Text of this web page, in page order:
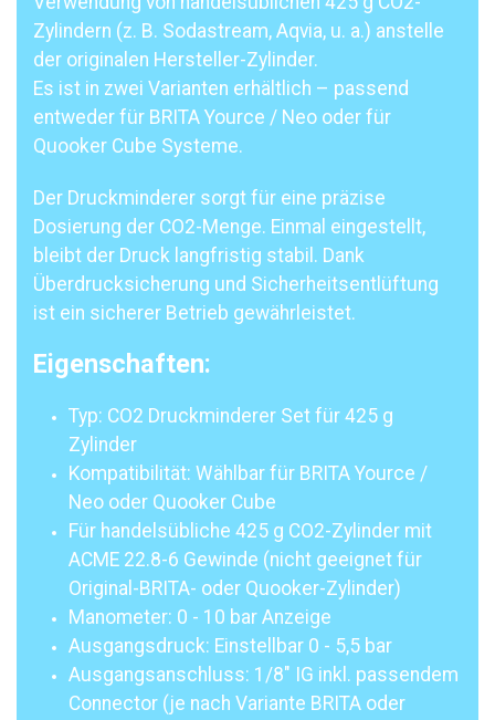
Zylindern (z. B. Sodastream, Aqvia, u. a.) anstelle
der originalen Hersteller-Zylinder.
Es ist in zwei Varianten erhältlich – passend
entweder für BRITA Yource / Neo oder für
Quooker Cube Systeme.
Der Druckminderer sorgt für eine präzise
Dosierung der CO2-Menge. Einmal eingestellt,
bleibt der Druck langfristig stabil. Dank
Überdrucksicherung und Sicherheitsentlüftung
ist ein sicherer Betrieb gewährleistet.
Eigenschaften:
Typ: CO2 Druckminderer Set für 425 g
Zylinder
Kompatibilität: Wählbar für BRITA Yource /
Neo oder Quooker Cube
Für handelsübliche 425 g CO2-Zylinder mit
ACME 22.8-6 Gewinde (nicht geeignet für
Original-BRITA- oder Quooker-Zylinder)
Manometer: 0 - 10 bar Anzeige
Ausgangsdruck: Einstellbar 0 - 5,5 bar
Ausgangsanschluss: 1/8" IG inkl. passendem
Connector (je nach Variante BRITA oder